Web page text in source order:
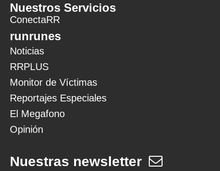
Nuestros Servicios
ConectaRR
runrunes
Noticias
RRPLUS
Monitor de Víctimas
Reportajes Especiales
El Megafono
Opinión
Nuestras newsletter